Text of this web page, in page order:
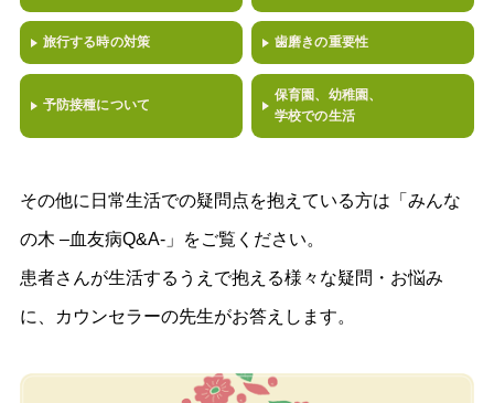
旅行する時の対策 歯磨きの重要性
予防接種について
保育園、幼稚園、
学校での生活
その他に日常生活での疑問点を抱えている方は「みんな
の木 –血友病Q&A-」をご覧ください。
患者さんが生活するうえで抱える様々な疑問・お悩み
に、カウンセラーの先生がお答えします。